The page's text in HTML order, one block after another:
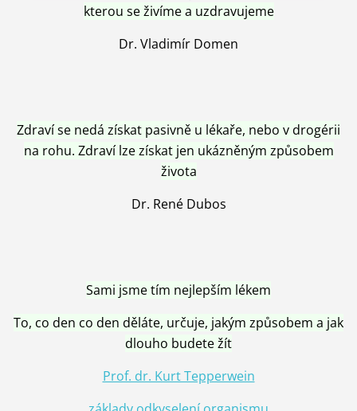
kterou se živíme a uzdravujeme
Dr. Vladimír Domen
Zdraví se nedá získat pasivně u lékaře, nebo v drogérii
na rohu. Zdraví lze získat jen ukázněným způsobem
života
Dr. René Dubos
Sami jsme tím nejlepším lékem
To, co den co den děláte, určuje, jakým způsobem a jak
dlouho budete žít
Prof. dr. Kurt Tepperwein